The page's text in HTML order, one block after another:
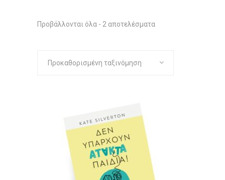
Προβάλλονται όλα - 2 αποτελέσματα
Προκαθορισμένη ταξινόμηση